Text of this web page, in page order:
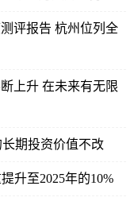
评报告 杭州位列全
上升 在未来有无限
期投资价值不改
升至2025年的10%